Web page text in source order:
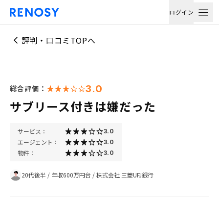
ログイン
評判・口コミTOPへ
総合評価： 3.0
サブリース付きは嫌だった
サービス： 3.0
エージェント： 3.0
物件： 3.0
20代後半 / 年収600万円台 /株式会社 三菱UFJ銀行